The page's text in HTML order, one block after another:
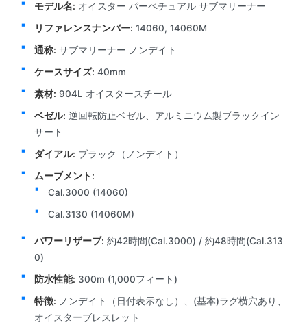
モデル名: オイスター パーペチュアル サブマリーナー
リファレンスナンバー: 14060, 14060M
通称: サブマリーナー ノンデイト
ケースサイズ: 40mm
素材: 904L オイスタースチール
ベゼル: 逆回転防止ベゼル、アルミニウム製ブラックイン
サート
ダイアル: ブラック（ノンデイト）
ムーブメント:
Cal.3000 (14060)
Cal.3130 (14060M)
パワーリザーブ: 約42時間(Cal.3000) / 約48時間(Cal.313
0)
防水性能: 300m (1,000フィート)
特徴: ノンデイト（日付表示なし）、(基本)ラグ横穴あり、
オイスターブレスレット